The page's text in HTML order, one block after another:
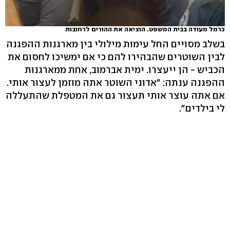
כרמל מעודה בבית המשפט. הוציאה את ההורים לרחובות
בשלב מסויים החל עימות מילולי בין מארגנות ההפגנה
לבין השוטרים שהבהירו להם כי אם ימשיכו לחסום את
הכביש - הן ייעצרו. ימית אברמוב, אחת ממארגנות
ההפגנה ענתה: "אדוני השוטר אתה מוזמן לעצור אותי.
אם אתה עוצר אותי תעצור גם את המטפלת שהתעללה
לי בילדים".